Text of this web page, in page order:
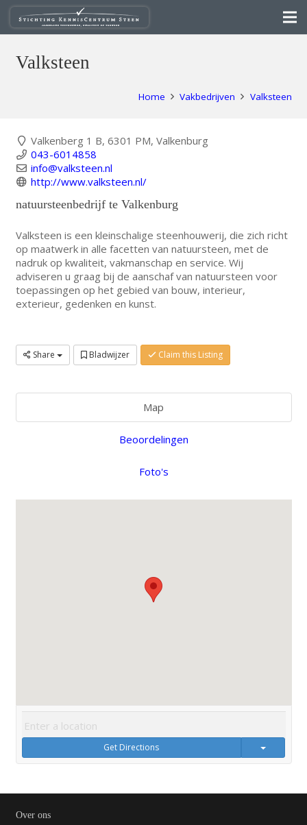
Valksteen
Home Vakbedrijven Valksteen
Valkenberg 1 B, 6301 PM, Valkenburg
043-6014858
info@valksteen.nl
http://www.valksteen.nl/
natuursteenbedrijf te Valkenburg
Valksteen is een kleinschalige steenhouwerij, die zich richt
op maatwerk in alle facetten van natuursteen, met de
nadruk op kwaliteit, vakmanschap en service. Wij
adviseren u graag bij de aanschaf van natuursteen voor
toepassingen op het gebied van bouw, interieur,
exterieur, gedenken en kunst.
Share Bladwijzer Claim this Listing
Map
Beoordelingen
Foto's
Get Directions
Over ons